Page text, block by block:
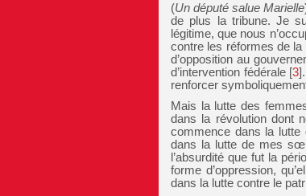
(Un députésalue Marielle
de plus la tribune. Je
légitime, que nous
contre les réformes de
d’opposition au
d’intervention fédérale[3]
renforcer
Mais la lutte des
dans la révolution dont
commence dans la lutte
dans la lutte de mes
l’absurdité que fut la
forme d’oppression,
dans la lutte contre le